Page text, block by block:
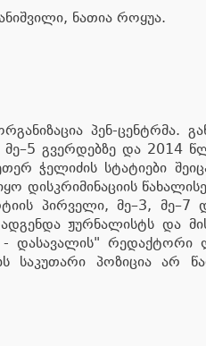
ნათია როყუა.
პენ-ცენტრმა.
გვერდებზე და 2014
ჭელიძის სტატიები
დისკრიმინაციის
პირველი, მე–3, მე–7
ჟურნალისტს და
- დასავალის"
საკუთარი პოზიცია არ